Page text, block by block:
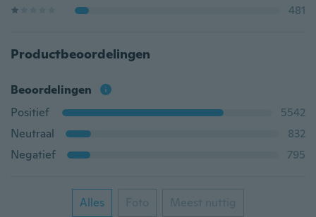
481
Productbeoordelingen
Beoordelingen
Positief
5542
Neutraal
832
Negatief
795
Alles Foto Meest nuttig